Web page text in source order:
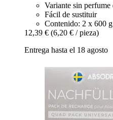
Variante sin
Fácil de sustituir
Contenido: 2 x 600 g
12,39 € (6,20 € / pieza)
Entrega hasta el 18 agosto